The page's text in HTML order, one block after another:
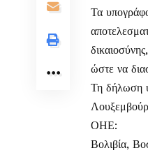
Τα
ώστε να
Τη δήλωση
ΟΗΕ:
Βολιβία,